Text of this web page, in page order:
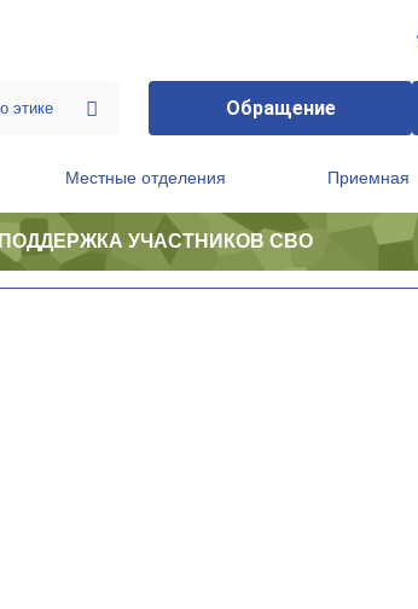
Обращение
Местные отделения Приемная
ПОДДЕРЖКА УЧАСТНИКОВ СВО